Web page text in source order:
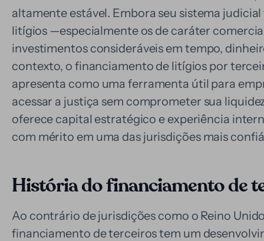
altamente estável. Embora seu sistema
litígios —especialmente os de caráter
investimentos consideráveis em tempo,
contexto, o financiamento de litígios por
apresenta como uma ferramenta útil para
acessar a justiça sem comprometer sua
oferece capital estratégico e experiência
com mérito em uma das jurisdições mais
História do financiamento de
Ao contrário de jurisdições como o Reino
financiamento de terceiros tem um